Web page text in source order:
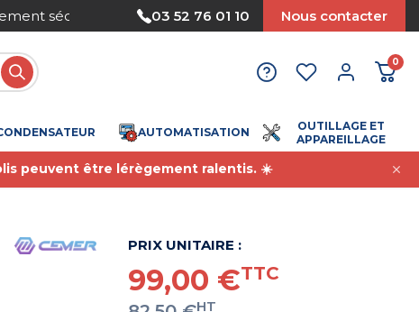
Nous acceptons le paiement par
03 52 76 01 10 Nous contacter
0
AUTOMATISATION
OUTILLAGE ET
APPAREILLAGE
peuvent être lérègement ralentis. ☀️
PRIX UNITAIRE :
99,00 €TTC
HT